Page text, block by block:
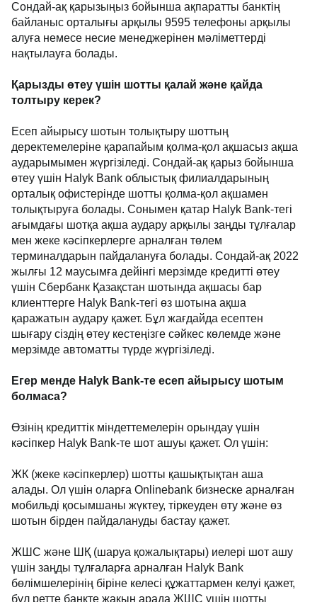
Сондай-ақ қарызыңыз бойынша ақпаратты банктің
байланыс орталығы арқылы 9595 телефоны арқылы
алуға немесе несие менеджерінен мәліметтерді
нақтылауға болады.
Қарызды өтеу үшін шотты қалай және қайда
толтыру керек?
Есеп айырысу шотын толықтыру шоттың
деректемелеріне қарапайым қолма-қол ақшасыз ақша
аударымымен жүргізіледі. Сондай-ақ қарыз бойынша
өтеу үшін Halyk Bank облыстық филиалдарының
орталық офистерінде шотты қолма-қол ақшамен
толықтыруға болады. Сонымен қатар Halyk Bank-тегі
ағымдағы шотқа ақша аудару арқылы заңды тұлғалар
мен жеке кәсіпкерлерге арналған төлем
терминалдарын пайдалануға болады. Сондай-ақ 2022
жылғы 12 маусымға дейінгі мерзімде кредитті өтеу
үшін Сбербанк Қазақстан шотында ақшасы бар
клиенттерге Halyk Bank-тегі өз шотына ақша
қаражатын аудару қажет. Бұл жағдайда есептен
шығару сіздің өтеу кестеңізге сәйкес көлемде және
мерзімде автоматты түрде жүргізіледі.
Егер менде Halyk Bank-те есеп айырысу шотым
болмаса?
Өзінің кредиттік міндеттемелерін орындау үшін
кәсіпкер Halyk Bank-те шот ашуы қажет. Ол үшін:
ЖК (жеке кәсіпкерлер) шотты қашықтықтан аша
алады. Ол үшін оларға Onlinebank бизнеске арналған
мобильді қосымшаны жүктеу, тіркеуден өту және өз
шотын бірден пайдалануды бастау қажет.
ЖШС және ШҚ (шаруа қожалықтары) иелері шот ашу
үшін заңды тұлғаларға арналған Halyk Bank
бөлімшелерінің біріне келесі құжаттармен келуі қажет,
бұл ретте банкте жақын арада ЖШС үшін шотты